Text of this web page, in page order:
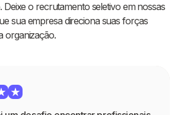
Deixe o recrutamento seletivo em nossas
sua empresa direciona suas forças
organização.